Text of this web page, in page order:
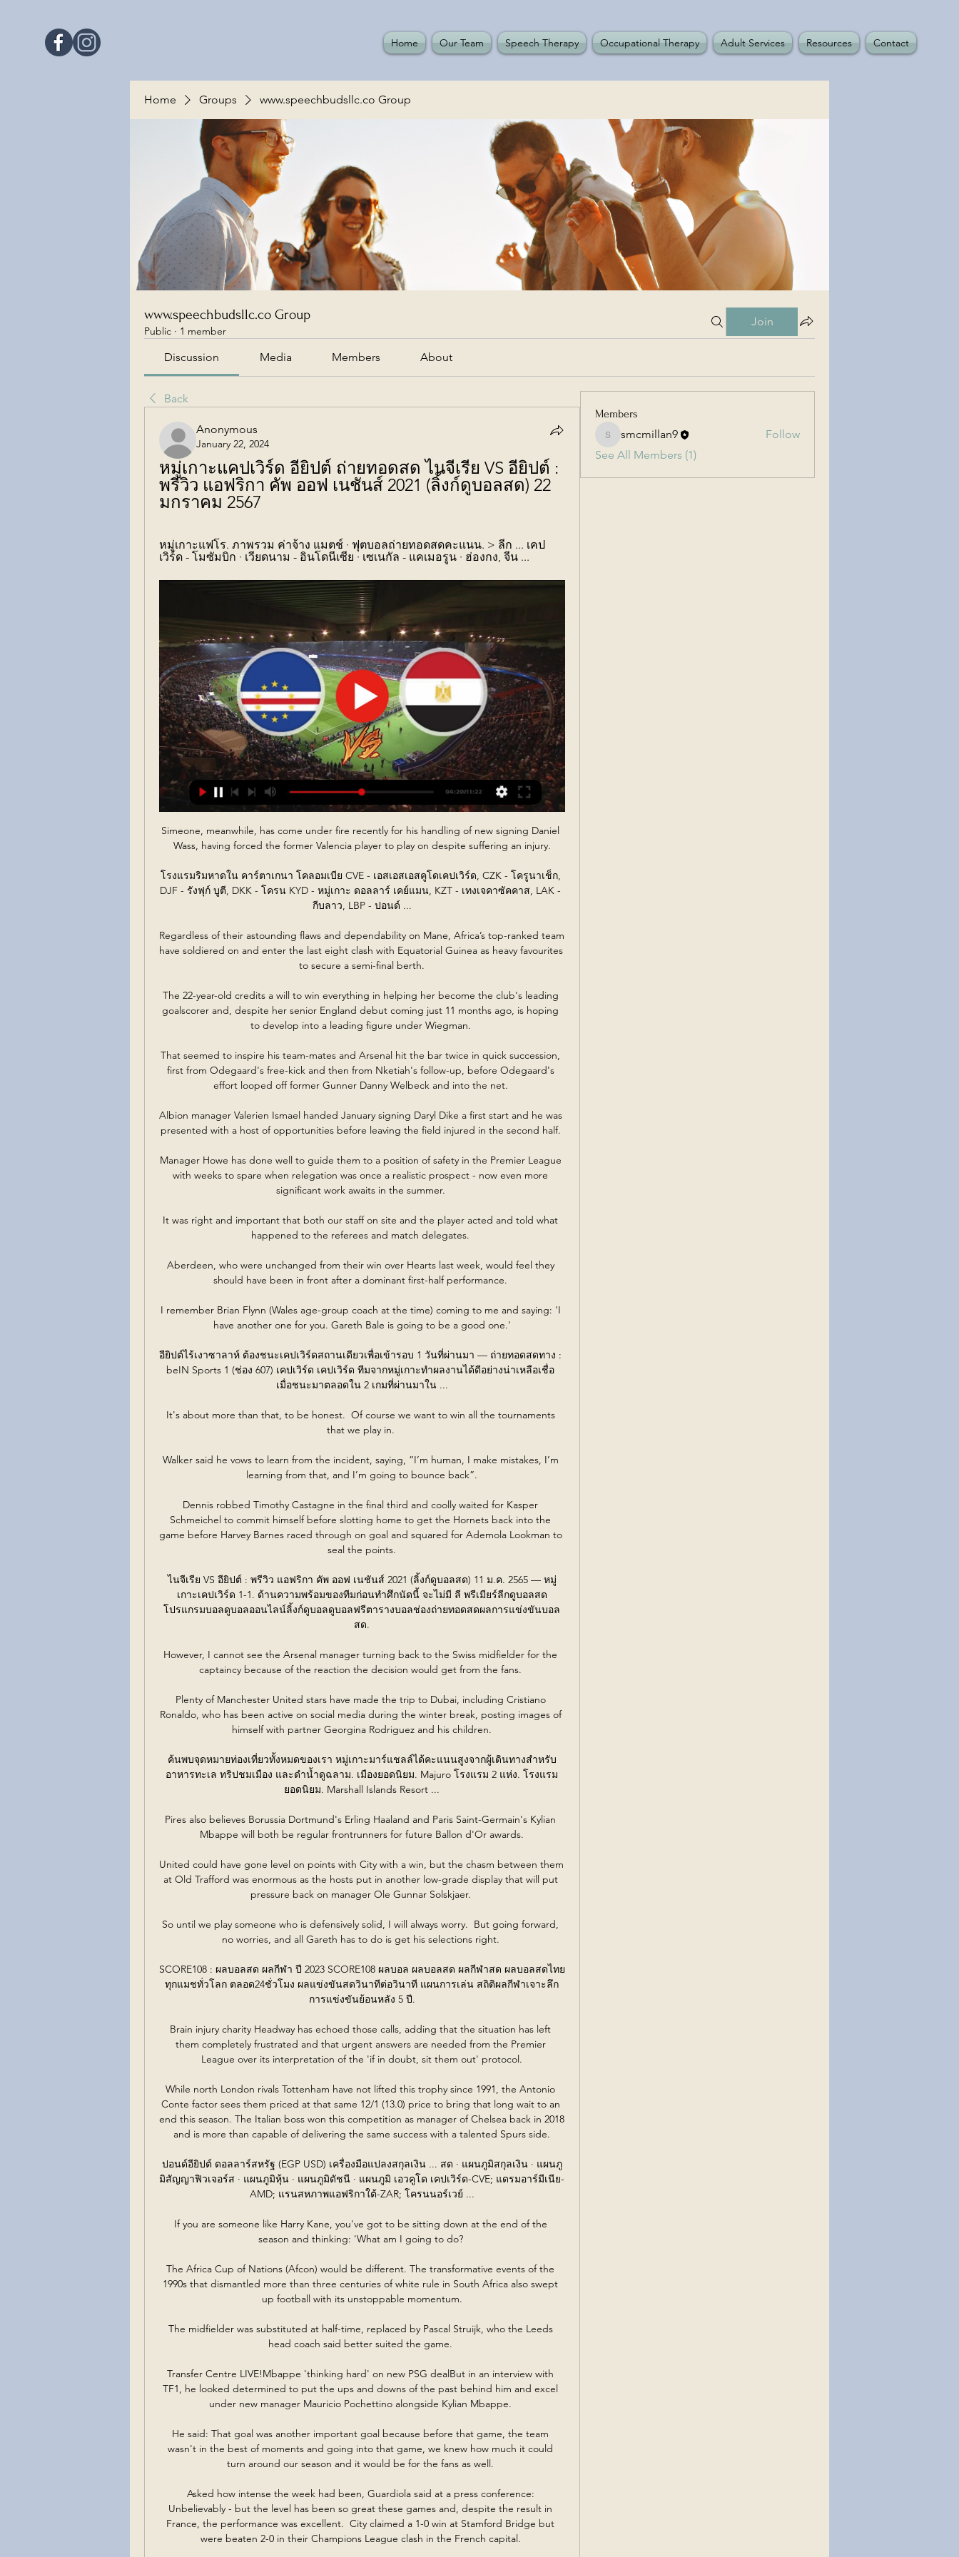
Home Our Team Speech Therapy Occupational Therapy Adult Services Resources Contact
Home Groups www.speechbudsllc.co Group
www.speechbudsllc.co Group
Public · 1 member
Join
Discussion Media Members About
Back
Anonymous
January 22, 2024
หมู่เกาะแคปเวิร์ด อียิปต์ ถ่ายทอดสด ไนจีเรีย VS อียิปต์ :
พรีวิว แอฟริกา คัพ ออฟ เนชันส์ 2021 (ลิ้งก์ดูบอลสด) 22
มกราคม 2567
หมู่เกาะแฟโร. ภาพรวม ค่าจ้าง แมตช์ · ฟุตบอลถ่ายทอดสดคะแนน. > ลีก ... เคป
เวิร์ด - โมซัมบิก · เวียดนาม - อินโดนีเซีย · เซเนกัล - แคเมอรูน · ฮ่องกง, จีน ...
Simeone, meanwhile, has come under fire recently for his handling of new signing Daniel
Wass, having forced the former Valencia player to play on despite suffering an injury.
โรงแรมริมหาดใน คาร์ตาเกนา โคลอมเบีย CVE - เอสเอสเอสคูโดเคปเวิร์ด, CZK - โครูนาเช็ก,
DJF - รังฟุก์ บูตี, DKK - โครน KYD - หมู่เกาะ ดอลลาร์ เคย์แมน, KZT - เทงเจคาซัคคาส, LAK -
กีบลาว, LBP - ปอนด์ ...
Regardless of their astounding flaws and dependability on Mane, Africa’s top-ranked team
have soldiered on and enter the last eight clash with Equatorial Guinea as heavy favourites
to secure a semi-final berth.
The 22-year-old credits a will to win everything in helping her become the club's leading
goalscorer and, despite her senior England debut coming just 11 months ago, is hoping
to develop into a leading figure under Wiegman.
That seemed to inspire his team-mates and Arsenal hit the bar twice in quick succession,
first from Odegaard's free-kick and then from Nketiah's follow-up, before Odegaard's
effort looped off former Gunner Danny Welbeck and into the net.
Albion manager Valerien Ismael handed January signing Daryl Dike a first start and he was
presented with a host of opportunities before leaving the field injured in the second half.
Manager Howe has done well to guide them to a position of safety in the Premier League
with weeks to spare when relegation was once a realistic prospect - now even more
significant work awaits in the summer.
It was right and important that both our staff on site and the player acted and told what
happened to the referees and match delegates.
Aberdeen, who were unchanged from their win over Hearts last week, would feel they
should have been in front after a dominant first-half performance.
I remember Brian Flynn (Wales age-group coach at the time) coming to me and saying: 'I
have another one for you. Gareth Bale is going to be a good one.'
อียิปต์ไร้เงาซาลาห์ ต้องชนะเคปเวิร์ดสถานเดียวเพื่อเข้ารอบ 1 วันที่ผ่านมา — ถ่ายทอดสดทาง :
beIN Sports 1 (ช่อง 607) เคปเวิร์ด เคปเวิร์ด ทีมจากหมู่เกาะทำผลงานได้ดีอย่างน่าเหลือเชื่อ
เมื่อชนะมาตลอดใน 2 เกมที่ผ่านมาใน ...
It's about more than that, to be honest.  Of course we want to win all the tournaments
that we play in.
Walker said he vows to learn from the incident, saying, “I’m human, I make mistakes, I’m
learning from that, and I’m going to bounce back”.
Dennis robbed Timothy Castagne in the final third and coolly waited for Kasper
Schmeichel to commit himself before slotting home to get the Hornets back into the
game before Harvey Barnes raced through on goal and squared for Ademola Lookman to
seal the points.
ไนจีเรีย VS อียิปต์ : พรีวิว แอฟริกา คัพ ออฟ เนชันส์ 2021 (ลิ้งก์ดูบอลสด) 11 ม.ค. 2565 — หมู่
เกาะเคปเวิร์ด 1-1. ด้านความพร้อมของทีมก่อนทำศึกนัดนี้ จะไม่มี ลี พรีเมียร์ลีกดูบอลสด
โปรแกรมบอลดูบอลออนไลน์ลิ้งก์ดูบอลดูบอลฟรีตารางบอลช่องถ่ายทอดสดผลการแข่งขันบอล
สด.
However, I cannot see the Arsenal manager turning back to the Swiss midfielder for the
captaincy because of the reaction the decision would get from the fans.
Plenty of Manchester United stars have made the trip to Dubai, including Cristiano
Ronaldo, who has been active on social media during the winter break, posting images of
himself with partner Georgina Rodriguez and his children.
ค้นพบจุดหมายท่องเที่ยวทั้งหมดของเรา หมู่เกาะมาร์แชลล์ได้คะแนนสูงจากผู้เดินทางสำหรับ
อาหารทะเล ทริปชมเมือง และดำน้ำดูฉลาม. เมืองยอดนิยม. Majuro โรงแรม 2 แห่ง. โรงแรม
ยอดนิยม. Marshall Islands Resort ...
Pires also believes Borussia Dortmund's Erling Haaland and Paris Saint-Germain's Kylian
Mbappe will both be regular frontrunners for future Ballon d'Or awards.
United could have gone level on points with City with a win, but the chasm between them
at Old Trafford was enormous as the hosts put in another low-grade display that will put
pressure back on manager Ole Gunnar Solskjaer.
So until we play someone who is defensively solid, I will always worry.  But going forward,
no worries, and all Gareth has to do is get his selections right.
SCORE108 : ผลบอลสด ผลกีฬา ปี 2023 SCORE108 ผลบอล ผลบอลสด ผลกีฬาสด ผลบอลสดไทย
ทุกแมชทั่วโลก ตลอด24ชั่วโมง ผลแข่งขันสดวินาทีต่อวินาที แผนการเล่น สถิติผลกีฬาเจาะลึก
การแข่งขันย้อนหลัง 5 ปี.
Brain injury charity Headway has echoed those calls, adding that the situation has left
them completely frustrated and that urgent answers are needed from the Premier
League over its interpretation of the 'if in doubt, sit them out' protocol.
While north London rivals Tottenham have not lifted this trophy since 1991, the Antonio
Conte factor sees them priced at that same 12/1 (13.0) price to bring that long wait to an
end this season. The Italian boss won this competition as manager of Chelsea back in 2018
and is more than capable of delivering the same success with a talented Spurs side.
ปอนด์อียิปต์ ดอลลาร์สหรัฐ (EGP USD) เครื่องมือแปลงสกุลเงิน ... สด · แผนภูมิสกุลเงิน · แผนภู
มิสัญญาฟิวเจอร์ส · แผนภูมิหุ้น · แผนภูมิดัชนี · แผนภูมิ เอวคูโด เคปเวิร์ด-CVE; แดรมอาร์มีเนีย-
AMD; แรนสหภาพแอฟริกาใต้-ZAR; โครนนอร์เวย์ ...
If you are someone like Harry Kane, you've got to be sitting down at the end of the
season and thinking: 'What am I going to do?
The Africa Cup of Nations (Afcon) would be different. The transformative events of the
1990s that dismantled more than three centuries of white rule in South Africa also swept
up football with its unstoppable momentum.
The midfielder was substituted at half-time, replaced by Pascal Struijk, who the Leeds
head coach said better suited the game.
Transfer Centre LIVE!Mbappe 'thinking hard' on new PSG dealBut in an interview with
TF1, he looked determined to put the ups and downs of the past behind him and excel
under new manager Mauricio Pochettino alongside Kylian Mbappe.
He said: That goal was another important goal because before that game, the team
wasn't in the best of moments and going into that game, we knew how much it could
turn around our season and it would be for the fans as well.
Asked how intense the week had been, Guardiola said at a press conference:
Unbelievably - but the level has been so great these games and, despite the result in
France, the performance was excellent.  City claimed a 1-0 win at Stamford Bridge but
were beaten 2-0 in their Champions League clash in the French capital.
Members
smcmillan9
smcmillan9
Follow
See All Members (1)